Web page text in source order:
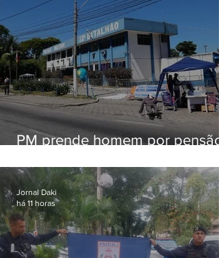
PM prende homem por pensão
Jornal Daki
há 11 horas